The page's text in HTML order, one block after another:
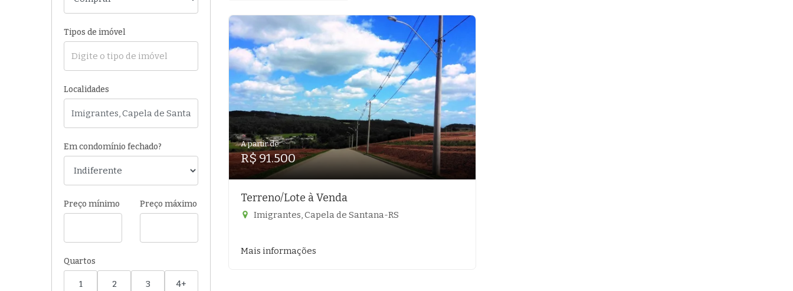
Tipos de imóvel
Localidades
Em condomínio fechado?
Preço mínimo Preço máximo
Quartos
1 2 3 4+
A partir de:
R$ 91.500
Terreno/Lote à Venda
Imigrantes, Capela de Santana-RS
Mais informações